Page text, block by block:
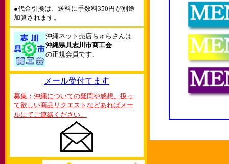
●代金引換は、送料に手数料350円が別途
加算されます。
沖縄ネット売店ちゅらさんは
沖縄県具志川市商工会
の正規会員です。
メール受付てます
募集：沖縄についての疑問や感想、扱っ
て欲しい商品リクエストなどあればメー
ルにてご連絡ください。